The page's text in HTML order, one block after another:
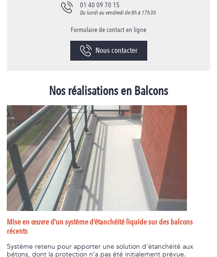
01 40 09 70 15
Du lundi au vendredi de 8h à 17h30
Formulaire de contact en ligne
Nous contacter
Nos réalisations en Balcons
Mise en œuvre d’un système d’étanchéité liquide sur des balcons
récents
Système retenu pour apporter une solution d'étanchéité aux
bétons, dont la protection n’a pas été initialement prévue.